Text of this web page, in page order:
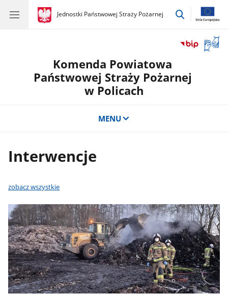
gov.pl
Jednostki Państwowej Straży Pożarnej
gov.pl
Jednostki
przejdź
okno
Komenda Powiatowa
Państwowej Straży Pożarnej
w Policach
MENU
Interwencje
zobacz wszystkie